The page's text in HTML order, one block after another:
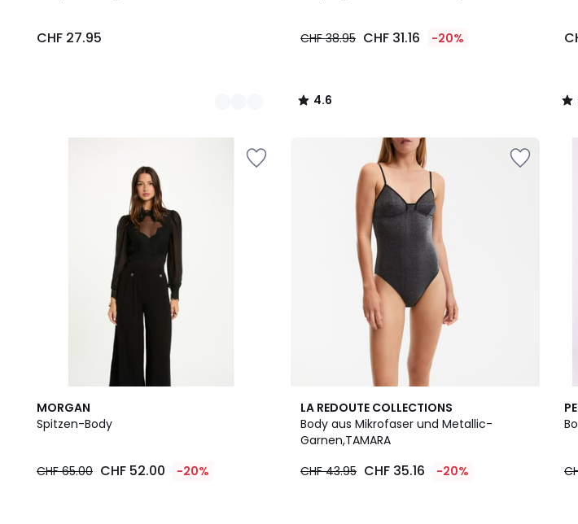
CHF 27.95 CHF 38.95 CHF 31.16 -20%
4.6
/
/
MORGAN
Spitzen-Body
CHF 65.00 CHF 52.00 -20%
3.5
/ 5
LA REDOUTE COLLECTIONS
Body aus Mikrofaser und Metallic-
Garnen,TAMARA
CHF 43.95 CHF 35.16 -20%
5
/
5